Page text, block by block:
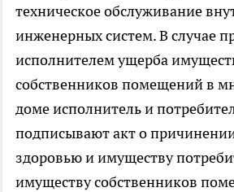
техническое обслуживание
инженерных систем. В случае
исполнителем ущерба
собственников помещений в
доме исполнитель и
подписывают акт о
здоровью и имуществу
имуществу собственников